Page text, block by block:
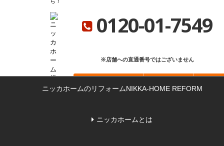
ニッカホーム総合サイト
0120-01-7549
※店舗への直通番号ではございません
ニッカホームのリフォームNIKKA-HOME REFORM
ニッカホームとは